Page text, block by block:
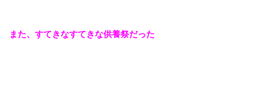
また、すてきなすてきな供養祭だった